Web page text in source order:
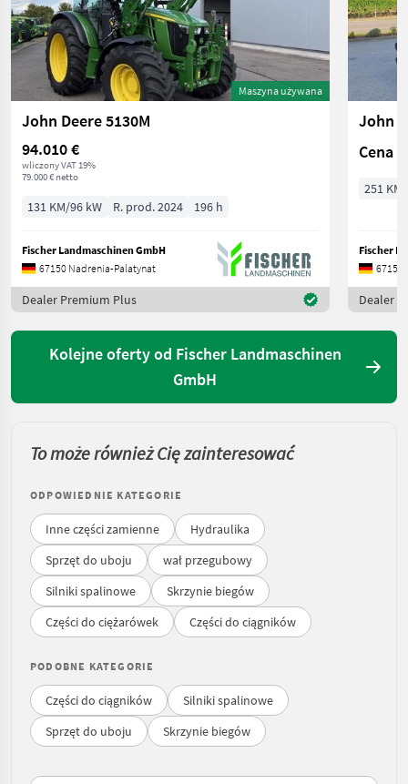
Maszyna używana
John Deere 5130M
94.010 €
wliczony VAT 19%
79.000 € netto
131 KM/96 kW R. prod. 2024 196 h
Fischer Landmaschinen GmbH
67150 Nadrenia-Palatynat
Dealer Premium Plus
John
Cena
251
Fischer
67150
Dealer
Kolejne oferty od Fischer Landmaschinen
GmbH
To może również Cię zainteresować
ODPOWIEDNIE KATEGORIE
Inne części zamienne
Hydraulika
Sprzęt do uboju
wał przegubowy
Silniki spalinowe
Skrzynie biegów
Części do ciężarówek
Części do ciągników
PODOBNE KATEGORIE
Części do ciągników
Silniki spalinowe
Sprzęt do uboju
Skrzynie biegów